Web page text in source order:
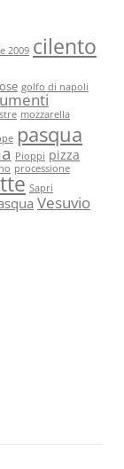
2009 cilento
golfo di napoli
mozzarella
pasqua
Pioppi pizza
processione
Sapri
Vesuvio